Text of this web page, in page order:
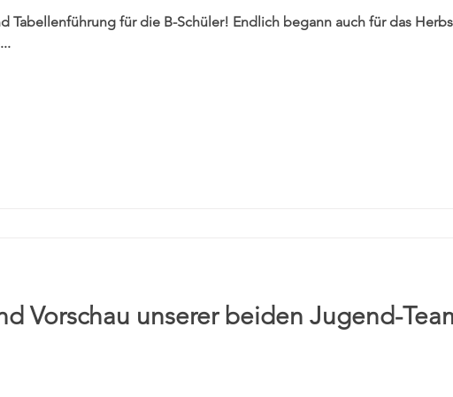
B-Schüler! Endlich begann auch für das Herbstmeister-Team in der B-
Vorschau unserer beiden Jugend-